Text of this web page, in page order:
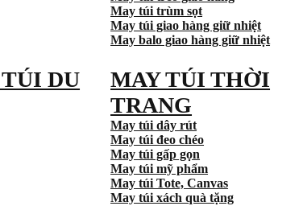
May túi trùm sọt
May túi giao hàng giữ nhiệt
May balo giao hàng giữ nhiệt
DU
MAY TÚI THỜI
TRANG
May túi dây rút
May túi đeo chéo
May túi gấp gọn
May túi mỹ phẩm
May túi Tote, Canvas
May túi xách quà tặng